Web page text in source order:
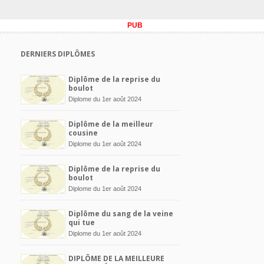
PUB
DERNIERS DIPLÔMES
Diplôme de la reprise du
boulot
Diplome du 1er août 2024
Diplôme de la meilleur
cousine
Diplome du 1er août 2024
Diplôme de la reprise du
boulot
Diplome du 1er août 2024
Diplôme du sang de la veine
qui tue
Diplome du 1er août 2024
DIPLÔME DE LA MEILLEURE